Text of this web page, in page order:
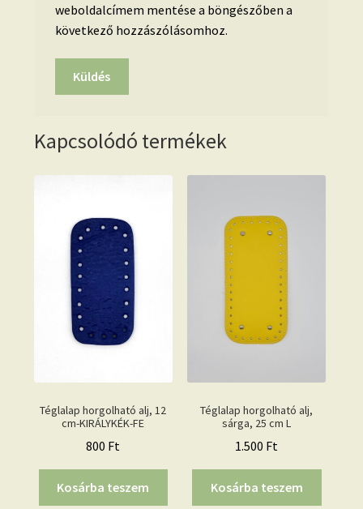
weboldalcímem mentése a böngészőben a
következő hozzászólásomhoz.
Kapcsolódó termékek
Téglalap horgolható alj, 12
cm-KIRÁLYKÉK-FE
800 Ft
Kosárba teszem
Téglalap horgolható alj,
sárga, 25 cm L
1.500 Ft
Kosárba teszem